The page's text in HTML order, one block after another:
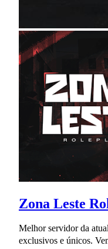
Zona Leste
Melhor servidor da
exclusivos e únicos.